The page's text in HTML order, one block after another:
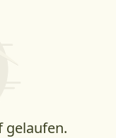
gelaufen.